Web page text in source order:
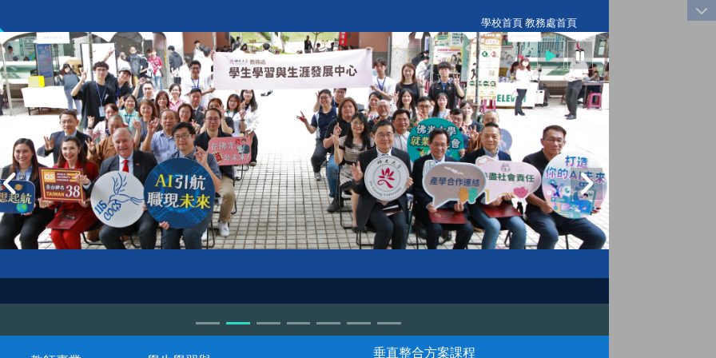
學校首頁|教務處首頁
垂直整合方案課程